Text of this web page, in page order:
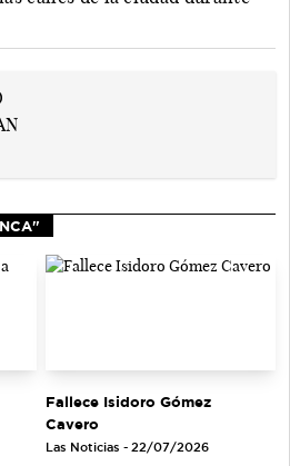
Fallece Isidoro Gómez
Cavero
Las Noticias - 22/07/2026